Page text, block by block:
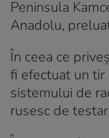
Peninsula
Anadolu,
În ceea ce
fi efectuat un tir
sistemului de
rusesc de